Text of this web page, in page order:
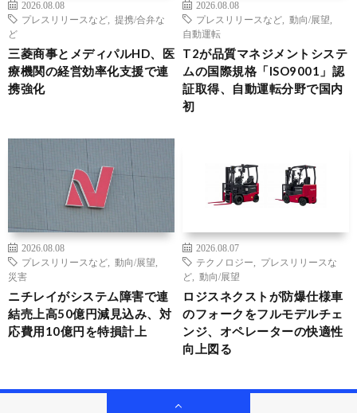
2026.08.08
プレスリリースなど
提携/合弁な
ど
三菱商事とメディパルHD、医
療機関の経営効率化支援で連
携強化
2026.08.08
プレスリリースなど
動向/展望
自動運転
T2が品質マネジメントシステ
ムの国際規格「ISO9001」認
証取得、自動運転分野で国内
初
2026.08.08
プレスリリースなど
動向/展望
災害
ニチレイがシステム障害で連
結売上高50億円減見込み、対
応費用10億円を特損計上
2026.08.07
テクノロジー
プレスリリースな
ど
動向/展望
ロジスネクストが防爆仕様車
のフォークをフルモデルチェ
ンジ、オペレーターの快適性
向上図る